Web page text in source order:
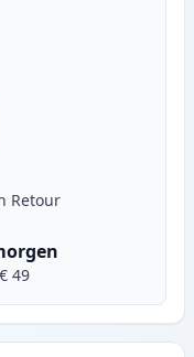
EP-22 toner zwart
Retour
49